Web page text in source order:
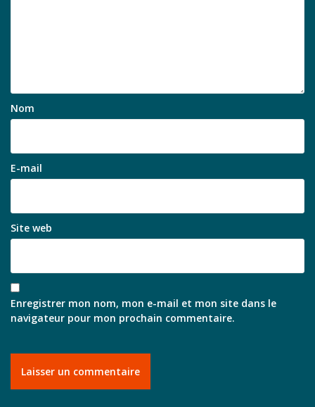
Nom
E-mail
Site web
Enregistrer mon nom, mon e-mail et mon site dans le
navigateur pour mon prochain commentaire.